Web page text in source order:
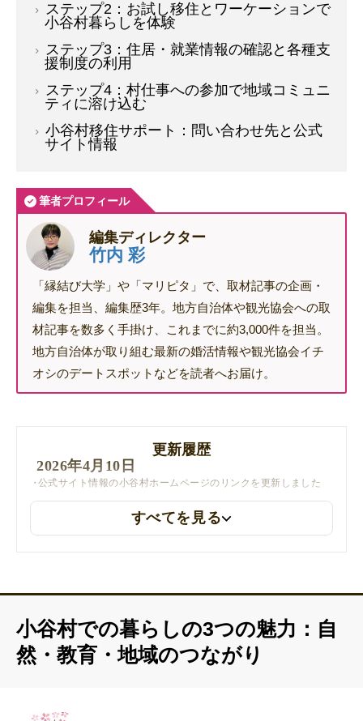
ステップ2：お試し移住とワーケーションで
小谷村暮らしを体験
ステップ3：住居・就業情報の確認と各種支
援制度の利用
ステップ4：村仕事への参加で地域コミュニ
ティに溶け込む
小谷村移住サポート：問い合わせ先と公式
サイト情報
筆者プロフィール
編集ディレクター
竹内 彩
「縁結び大学」や「マリピタ」で、取材記事の企画・
編集を担当、編集歴3年。地方自治体や観光協会への取
材記事を数多く手掛け、これまでに約3,000件を担当。
地方自治体が取り組む最新の婚活情報や観光協会イチ
オシのデートスポットなどを読者へお届け。
更新履歴
2026年4月10日
公式サイト情報の小谷村ホームページのリンクを更新しました
すべてを見る
小谷村での暮らしの3つの魅力：自
然・教育・地域のつながり